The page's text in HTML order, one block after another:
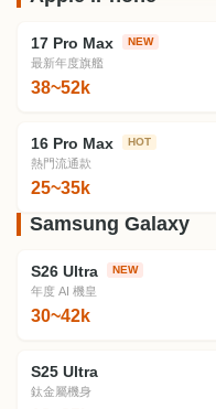
17 Pro Max NEW
最新年度旗艦
38~52k
16 Pro Max HOT
熱門流通款
25~35k
Samsung Galaxy
S26 Ultra NEW
年度 AI 機皇
30~42k
S25 Ultra
鈦金屬機身